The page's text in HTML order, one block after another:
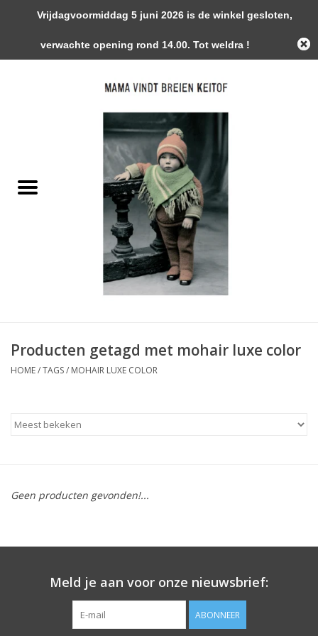
0 Artikelen - €0,00
Handwerk Toebehoren
Magazines / Patronen / Boeken
Producten getagd met mohair luxe color
HOME/TAGS/ MOHAIR LUXE COLOR
Geen producten gevonden!...
Meld je aan voor onze nieuwsbrief:
ABONNEER
Vrijdagvoormiddag 5 juni 2026 is de winkel gesloten,
verwachte opening rond 14.00. Tot weldra !